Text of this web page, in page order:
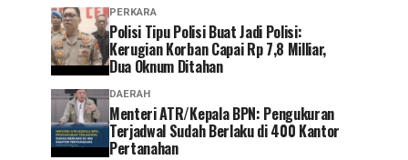
PERKARA
Polisi Tipu Polisi Buat Jadi Polisi:
Kerugian Korban Capai Rp 7,8 Milliar,
Dua Oknum Ditahan
DAERAH
Menteri ATR/Kepala BPN: Pengukuran
Terjadwal Sudah Berlaku di 400 Kantor
Pertanahan